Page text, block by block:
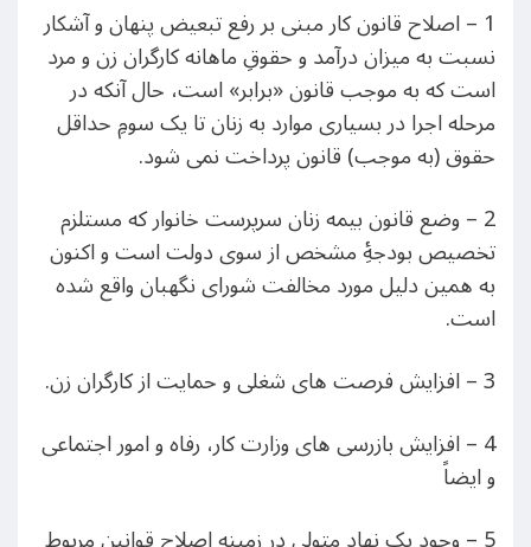
1 – اصلاح قانون کار مبنی بر رفع تبعیض پنهان و آشکار
نسبت به میزان درآمد و حقوقِ ماهانه کارگران زن و مرد
است که به موجب قانون «برابر» است، حال آنکه در
مرحله اجرا در بسیاری موارد به زنان تا یک سومِ حداقل
حقوق (به موجب) قانون پرداخت نمی شود.
2 – وضع قانون بیمه زنان سرپرست خانوار که مستلزم
تخصیص بودجۀِ مشخص از سوی دولت است و اکنون
به همین دلیل مورد مخالفت شورای نگهبان واقع شده
است.
3 – افزایش فرصت های شغلی و حمایت از کارگران زن.
4 – افزایش بازرسی های وزارت کار، رفاه و امور اجتماعی
و ایضاً